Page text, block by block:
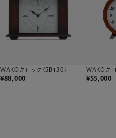
WAKOクロック〈SB130〉
¥88,000
WAKOクロ
¥55,000